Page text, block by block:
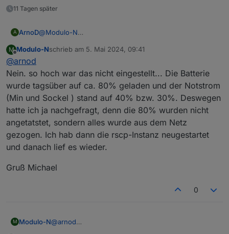
11 Tagen später
A ArnoD@Modulo-N
eingestellt hast?
würde.
Prüfe mal Notstrom min und Notstrom Sockel, und stelle
diese mal auf 0 % um zu sehen, ob es dann
funktioniert.
Wenn es bis jetzt funktioniert hat, was hat sich dann
geändert?
M
Offline
Modulo-Nschrieb am 5. Mai 2024, 09:41
zuletzt editiert von
@arnod
Nein. so hoch war das nicht eingestellt... Die Batterie
wurde tagsüber auf ca. 80% geladen und der Notstrom
(Min und Sockel ) stand auf 40% bzw. 30%. Deswegen
hatte ich ja nachgefragt, denn die 80% wurden nicht
angetatstet, sondern alles wurde aus dem Netz
gezogen. Ich hab dann die rscp-Instanz neugestartet
und danach lief es wieder.
Gruß Michael
0
M Modulo-N@arnod